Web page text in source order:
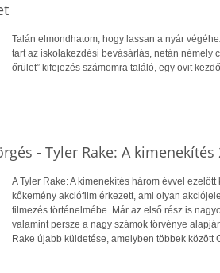
Talán elmondhatom, hogy lassan a nyár
tart az iskolakezdési bevásárlás, netán némely
őrület” kifejezés számomra találó, egy ovit
- Tyler Rake: A kimenekítés
A Tyler Rake: A kimenekítés három évvel
kőkemény akciófilm érkezett, ami olyan
filmezés történelmébe. Már az első rész is
valamint persze a nagy számok törvénye
Rake újabb küldetése, amelyben többek között